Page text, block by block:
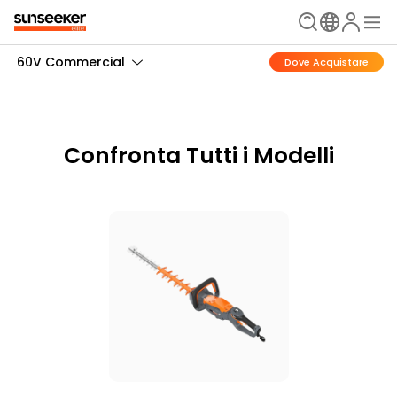
60V Commercial Dove Acquistare
Confronta Tutti i Modelli